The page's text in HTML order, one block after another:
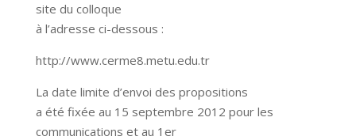
site du colloque
à l’adresse ci-dessous :
http://www.cerme8.metu.edu.tr
La date limite d’envoi des propositions
a été fixée au 15 septembre 2012 pour les
communications et au 1er